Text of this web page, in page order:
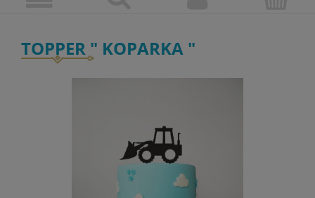
TOPPER " KOPARKA "